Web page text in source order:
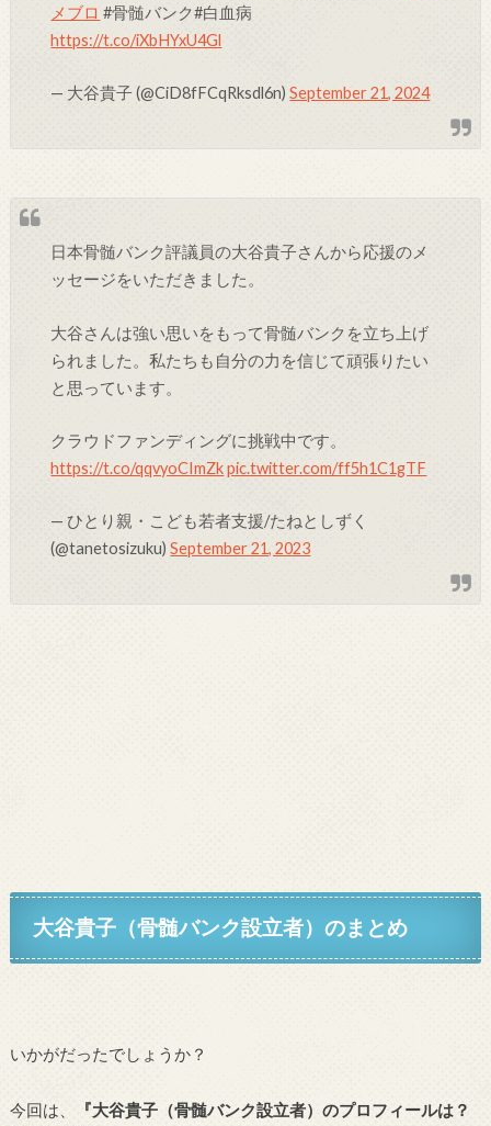
メブロ #骨髄バンク#白血病
https://t.co/iXbHYxU4Gl
— 大谷貴子 (@CiD8fFCqRksdl6n)September 21, 2024
日本骨髄バンク評議員の大谷貴子さんから応援のメ
ッセージをいただきました。
大谷さんは強い思いをもって骨髄バンクを立ち上げ
られました。私たちも自分の力を信じて頑張りたい
と思っています。
クラウドファンディングに挑戦中です。
https://t.co/qqvyoCImZk pic.twitter.com/ff5h1C1gTF
— ひとり親・こども若者支援/たねとしずく
(@tanetosizuku)September 21, 2023
大谷貴子 （骨髄バンク設立者）のまとめ
いかがだったでしょうか？
今回は、
『大谷貴子（骨髄バンク設立者）のプロフィールは？